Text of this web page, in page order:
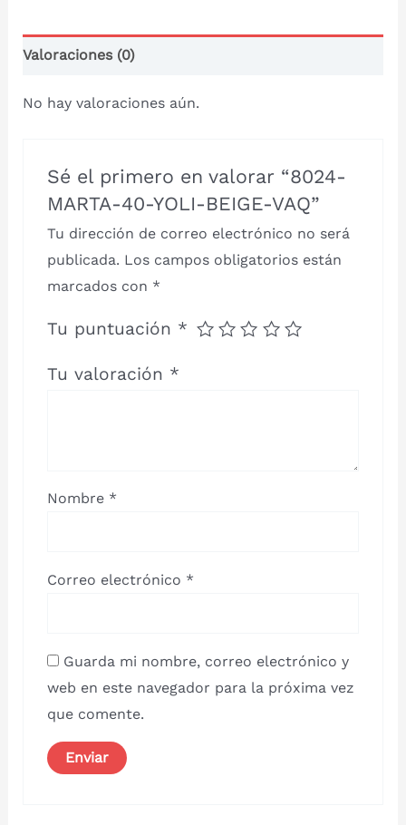
Valoraciones (0)
No hay valoraciones aún.
Sé el primero en valorar “8024-
MARTA-40-YOLI-BEIGE-VAQ”
Tu dirección de correo electrónico no será
publicada. Los campos obligatorios están
marcados con *
Tu puntuación *
Tu valoración *
Nombre *
Correo electrónico *
Guarda mi nombre, correo electrónico y
web en este navegador para la próxima vez
que comente.